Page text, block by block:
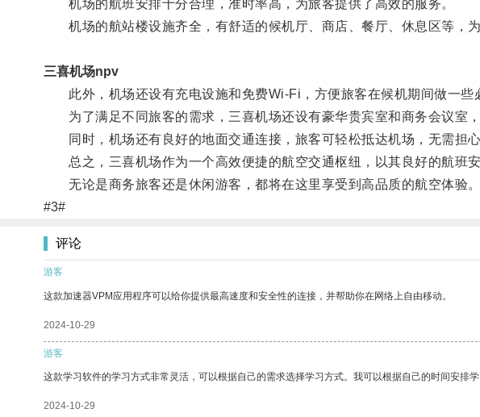
机场的航班安排十分合理，准时率高，为旅客提供了高效的服务。
机场的航站楼设施齐全，有舒适的候机厅、商店、餐厅、休息区等，为
三喜机场npv
此外，机场还设有充电设施和免费Wi-Fi，方便旅客在候机期间做一些
为了满足不同旅客的需求，三喜机场还设有豪华贵宾室和商务会议室，
同时，机场还有良好的地面交通连接，旅客可轻松抵达机场，无需担心
总之，三喜机场作为一个高效便捷的航空交通枢纽，以其良好的航班
无论是商务旅客还是休闲游客，都将在这里享受到高品质的航空体验。
#3#
评论
游客
这款加速器VPM应用程序可以给你提供最高速度和安全性的连接，并帮助你在网络上自由移动。
2024-10-29
游客
这款学习软件的学习方式非常灵活，可以根据自己的需求选择学习方式。我可以根据自己的时间安排学
2024-10-29